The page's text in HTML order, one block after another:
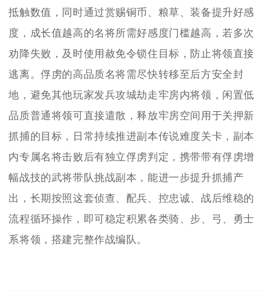
抵触数值，同时通过赏赐铜币、粮草、装备提升好感
度，成长值越高的名将所需好感度门槛越高，若多次
劝降失败，及时使用赦免令锁住目标，防止将领直接
逃离。俘虏的高品质名将需尽快转移至后方安全封
地，避免其他玩家发兵攻城劫走牢房内将领，闲置低
品质普通将领可直接遣散，释放牢房空间用于关押新
抓捕的目标，日常持续推进副本传说难度关卡，副本
内专属名将击败后有独立俘虏判定，携带带有俘虏增
幅战技的武将带队挑战副本，能进一步提升抓捕产
出，长期按照这套侦查、配兵、控忠诚、战后维稳的
流程循环操作，即可稳定积累各类骑、步、弓、勇士
系将领，搭建完整作战编队。